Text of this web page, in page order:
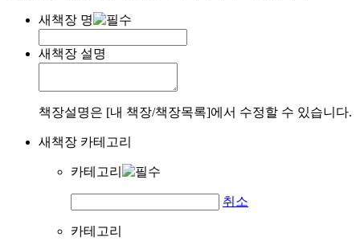
새책장 명
새책장 설명
책장설명은 [내 책장/책장목록]에서 수정할 수 있습니다.
새책장 카테고리
카테고리
취소
카테고리